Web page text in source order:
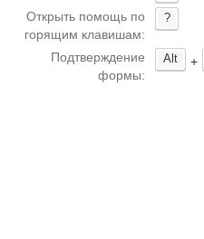
Открыть помощь по
горящим клавишам:
?
Подтверждение
формы:
Alt +